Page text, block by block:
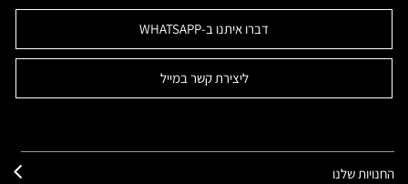
דברו איתנו ב-WHATSAPP
ליצירת קשר במייל
החנויות שלנו